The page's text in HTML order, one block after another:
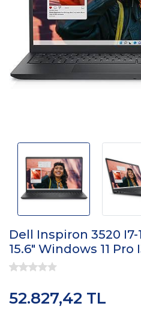
Dell Inspiron 3520 I7-
15.6" Windows 11 Pro
52.827,42 TL